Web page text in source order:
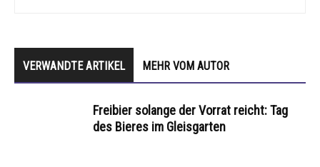
VERWANDTE ARTIKEL MEHR VOM AUTOR
Freibier solange der Vorrat reicht: Tag
des Bieres im Gleisgarten